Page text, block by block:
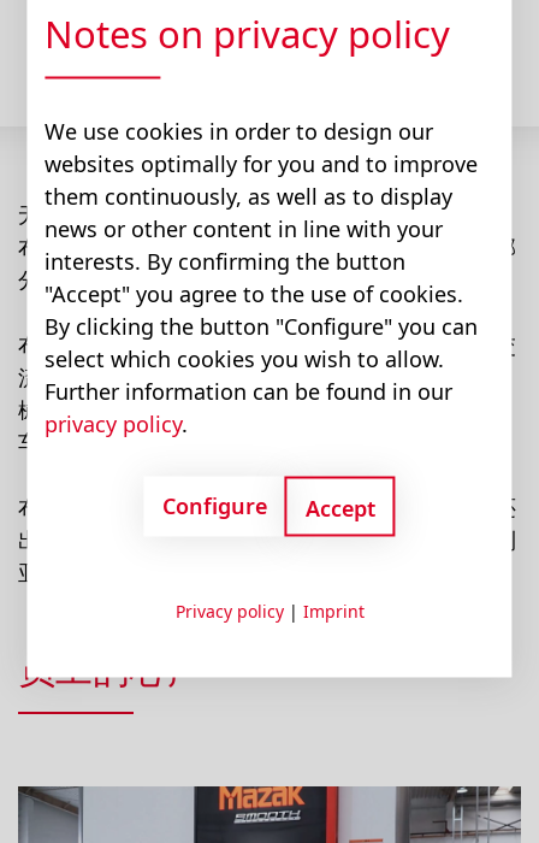
无锡工厂成立于1956年。自2018年起，该公司成为
布赫液压集团的一部分，因此也成为布赫工业的一部
分。
布赫无锡专注于齿轮泵、流量分配器、液压阀以及交
流和直流动力单元的生产。产品广泛应用于园艺机
械、汽保设备、物流设备、除雪机、升降平台、房
车、工程机械等。
布赫无锡的产品不仅在中国大陆和台湾地区销售，还
出口到国际市场，包括美国、加拿大、欧洲、澳大利
亚、新西兰等许多国家。
员工的心声
Notes on privacy policy
We use cookies in order to design our
websites optimally for you and to improve
them continuously, as well as to display
news or other content in line with your
interests. By confirming the button
"Accept" you agree to the use of cookies.
By clicking the button "Configure" you can
select which cookies you wish to allow.
Further information can be found in our
privacy policy.
Configure Accept
Privacy policy| Imprint